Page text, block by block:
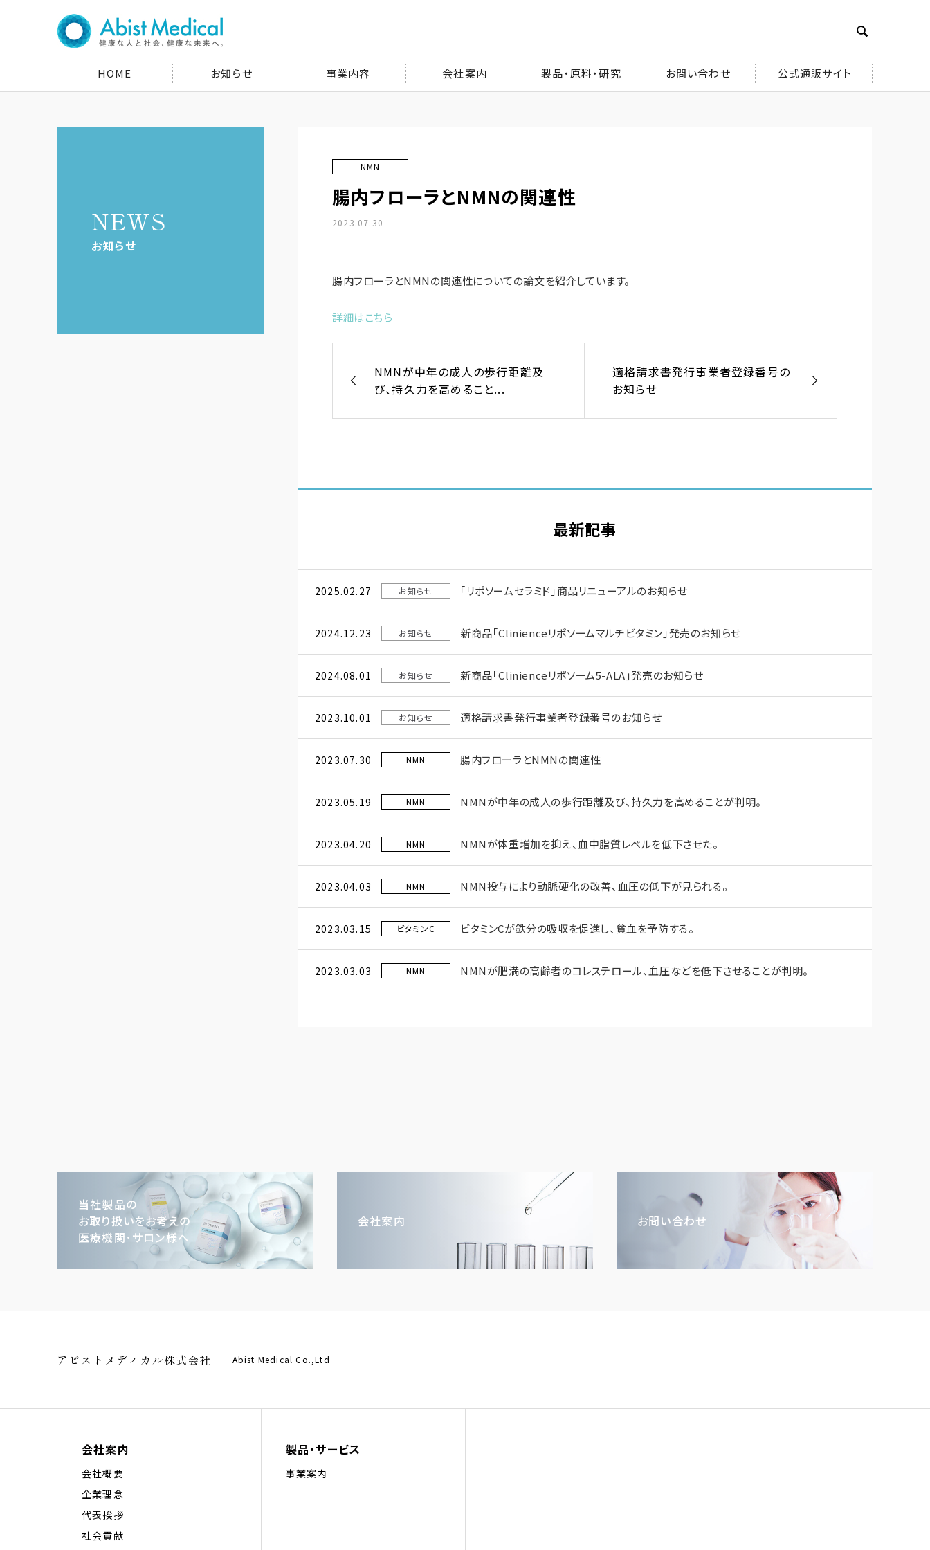

HOME お知らせ 事業内容 会社案内 製品・原料・研究 お問い合わせ 公式通販サイト
NEWS
お知らせ
NMN
腸内フローラとNMNの関連性
2023.07.30
腸内フローラとNMNの関連性についての論文を紹介しています。
詳細はこちら
NMNが中年の成人の歩行距離及
び、持久力を高めること...
適格請求書発行事業者登録番号の
お知らせ
最新記事
2025.02.27 お知らせ ｢リポソームセラミド｣商品リニューアルのお知らせ
2024.12.23 お知らせ 新商品｢Clinienceリポソームマルチビタミン｣発売のお知らせ
2024.08.01 お知らせ 新商品｢Clinienceリポソーム5-ALA｣発売のお知らせ
2023.10.01 お知らせ 適格請求書発行事業者登録番号のお知らせ
2023.07.30 NMN 腸内フローラとNMNの関連性
2023.05.19 NMN NMNが中年の成人の歩行距離及び、持久力を高めることが判明。
2023.04.20 NMN NMNが体重増加を抑え、血中脂質レベルを低下させた。
2023.04.03 NMN NMN投与により動脈硬化の改善、血圧の低下が見られる。
2023.03.15 ビタミンC ビタミンCが鉄分の吸収を促進し、貧血を予防する。
2023.03.03 NMN NMNが肥満の高齢者のコレステロール、血圧などを低下させることが判明。
当社製品の
お取り扱いをお考えの
医療機関･サロン様へ
会社案内 お問い合わせ
アビストメディカル株式会社 Abist Medical Co.,Ltd
会社案内
会社概要
企業理念
代表挨拶
社会貢献
製品・サービス
事業案内